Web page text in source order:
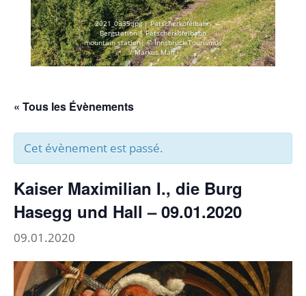
2021_0335.jpg | Patscherkofelbahn
Bergstation | Patscherkofelbahn
mountain station| © Innsbruck Tourismus
/ Markus Mair
« Tous les Évènements
Cet évènement est passé.
Kaiser Maximilian I., die Burg
Hasegg und Hall – 09.01.2020
09.01.2020